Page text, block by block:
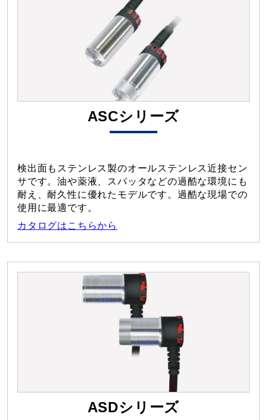
ASCシリーズ
検出面もステンレス製のオールステンレス近接セン
サです。油や薬液、スパッタなどの過酷な環境にも
耐え、耐久性に優れたモデルです。過酷な現場での
使用に最適です。
カタログはこちらから
ASDシリーズ